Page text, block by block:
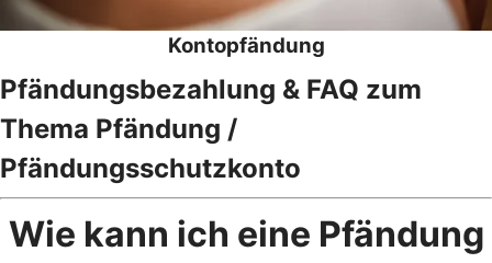
Kontopfändung
Pfändungsbezahlung & FAQ zum
Thema Pfändung /
Pfändungsschutzkonto
Wie kann ich eine Pfändung